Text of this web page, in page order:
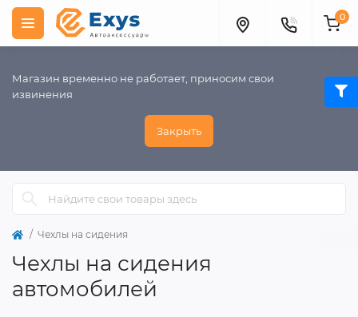
Магазин временно не работает, приносим свои
извинения
Закрыть
0
Чехлы на сидения
Чехлы на сидения
автомобилей